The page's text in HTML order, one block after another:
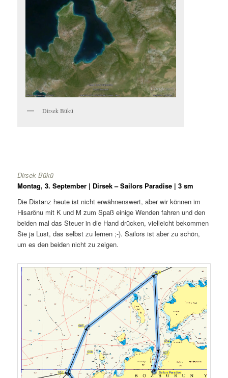
Dirsek Bükü
Dirsek Bükü
Montag, 3. September | Dirsek – Sailors Paradise | 3 sm
Die Distanz heute ist nicht erwähnenswert, aber wir können im
Hisarönu mit K und M zum Spaß einige Wenden fahren und den
beiden mal das Steuer in die Hand drücken, vielleicht bekommen
Sie ja Lust, das selbst zu lernen ;-). Sailors ist aber zu schön,
um es den beiden nicht zu zeigen.